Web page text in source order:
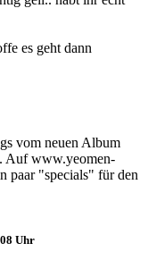
es geht dann
vom neuen Album
. Auf www.yeomen-
paar "specials" für den
Uhr